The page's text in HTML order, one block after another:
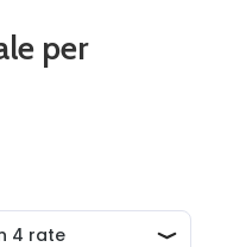
per